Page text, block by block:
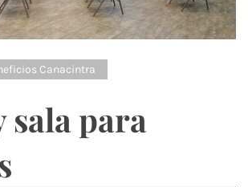
Canacintra
sala para